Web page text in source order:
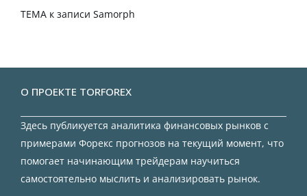
TEMA к записи Samorph
О ПРОЕКТЕ TORFOREX
Здесь публикуется аналитика финансовых рынков с
примерами Форекс прогнозов на текущий момент, что
помогает начинающим трейдерам научиться
самостоятельно мыслить и анализировать рынок.